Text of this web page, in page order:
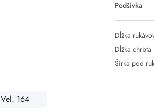
Podšívka
Dĺžka
Dĺžka chrbta
Šírka pod
Vel. 164